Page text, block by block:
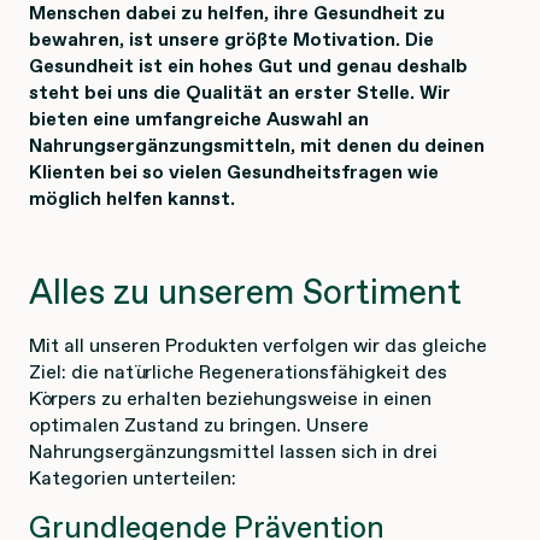
Menschen dabei zu helfen, ihre Gesundheit zu
bewahren, ist unsere größte Motivation. Die
Gesundheit ist ein hohes Gut und genau deshalb
steht bei uns die Qualität an erster Stelle. Wir
bieten eine umfangreiche Auswahl an
Nahrungsergänzungsmitteln, mit denen du deinen
Klienten bei so vielen Gesundheitsfragen wie
möglich helfen kannst.
Alles zu unserem Sortiment
Mit all unseren Produkten verfolgen wir das gleiche
Ziel: die natürliche Regenerationsfähigkeit des
Körpers zu erhalten beziehungsweise in einen
optimalen Zustand zu bringen. Unsere
Nahrungsergänzungsmittel lassen sich in drei
Kategorien unterteilen:
Grundlegende Prävention